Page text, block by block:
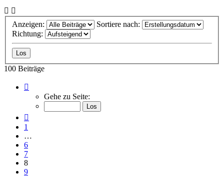
Anzeigen:
Sortiere nach:
Richtung:
100 Beiträge
von
Gehe zu Seite:
1
…
6
7
8
9